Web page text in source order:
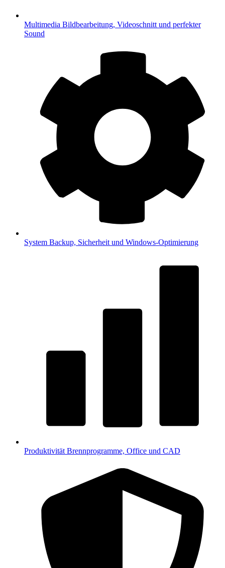
Multimedia Bildbearbeitung, Videoschnitt und perfekter
Sound
System Backup, Sicherheit und Windows-Optimierung
Produktivität Brennprogramme, Office und CAD